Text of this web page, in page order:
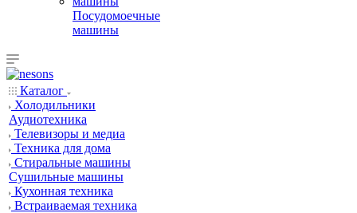
Посудомоечные
машины
Каталог
Холодильники
Аудиотехника
Телевизоры и медиа
Техника для дома
Стиральные машины
Сушильные машины
Кухонная техника
Встраиваемая техника